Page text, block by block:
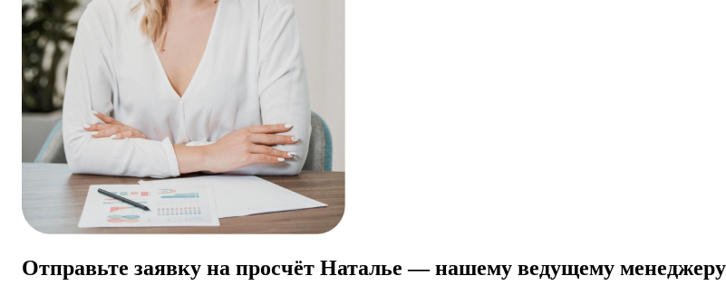
Отправьте заявку на просчёт Натальe — нашему ведущему менеджеру